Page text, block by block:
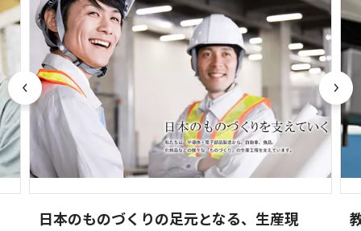
日本のものづくりの足元となる、生産現